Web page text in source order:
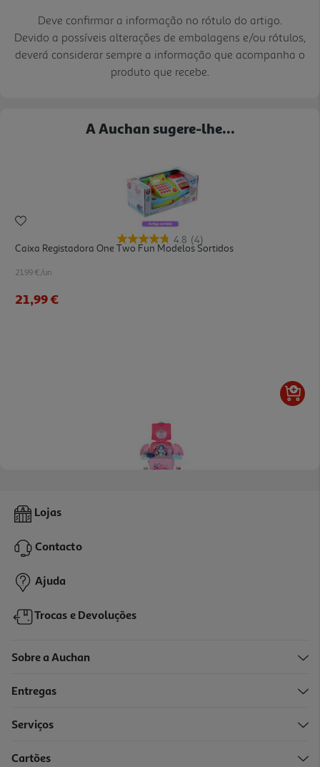
Deve confirmar a informação no rótulo do artigo.
Devido a possíveis alterações de embalagens e/ou rótulos,
deverá considerar sempre a informação que acompanha o
produto que recebe.
A Auchan sugere-lhe...
4.8 (4)
Caixa Registadora One Two Fun Modelos Sortidos
21.99 €/un
21,99 €
Pet Com Transportadora Modelos Sortidos
19,98 €
Lojas
Contacto
Ajuda
Trocas e Devoluções
Sobre a Auchan
Entregas
Serviços
Cartões